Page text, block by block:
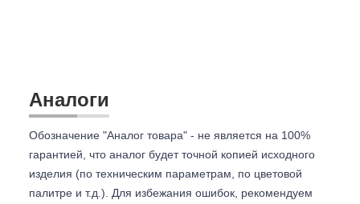
Аналоги
Обозначение "Аналог товара" - не является на 100%
гарантией, что аналог будет точной копией исходного
изделия (по техническим параметрам, по цветовой
палитре и т.д.). Для избежания ошибок, рекомендуем